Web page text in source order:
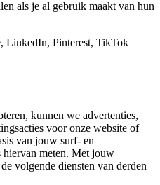
als je al gebruik maakt van hun
LinkedIn, Pinterest, TikTok
kunnen we advertenties,
voor onze website of
van jouw surf- en
hiervan meten. Met jouw
volgende diensten van derden